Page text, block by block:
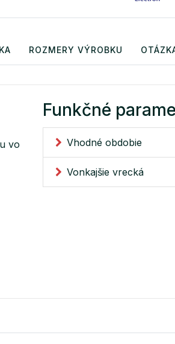
ROZMERY VÝROBKU
vo
Funkčné
Vhodné obdobie
Vonkajšie vrecká